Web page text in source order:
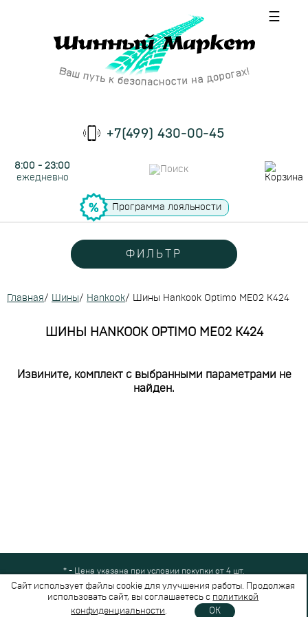
☰
+7(499) 430-00-45
8:00 - 23:00
ежедневно
Программа лояльности
ФИЛЬТР
Главная/ Шины/ Hankook/ Шины Hankook Optimo ME02 K424
ШИНЫ HANKOOK OPTIMO ME02 K424
Извините, комплект с выбранными параметрами не
найден.
* - Цена указана при условии покупки от 4 шт.
Все права защищены © 2024-2026,Шинный Маркет(ООО "Безопасные
шины")
Вся представленная на сайте информация носит справочный характер и не
Сайт использует файлы cookie для улучшения работы. Продолжая
использовать сайт, вы соглашаетесь с политикой
конфиденциальности. OK